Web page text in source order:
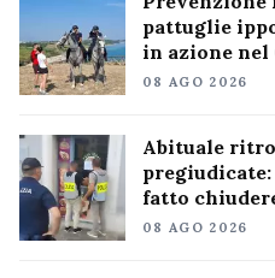
pattuglie
in azione nel
08 AGO 2026
Abituale
fatto
08 AGO 2026